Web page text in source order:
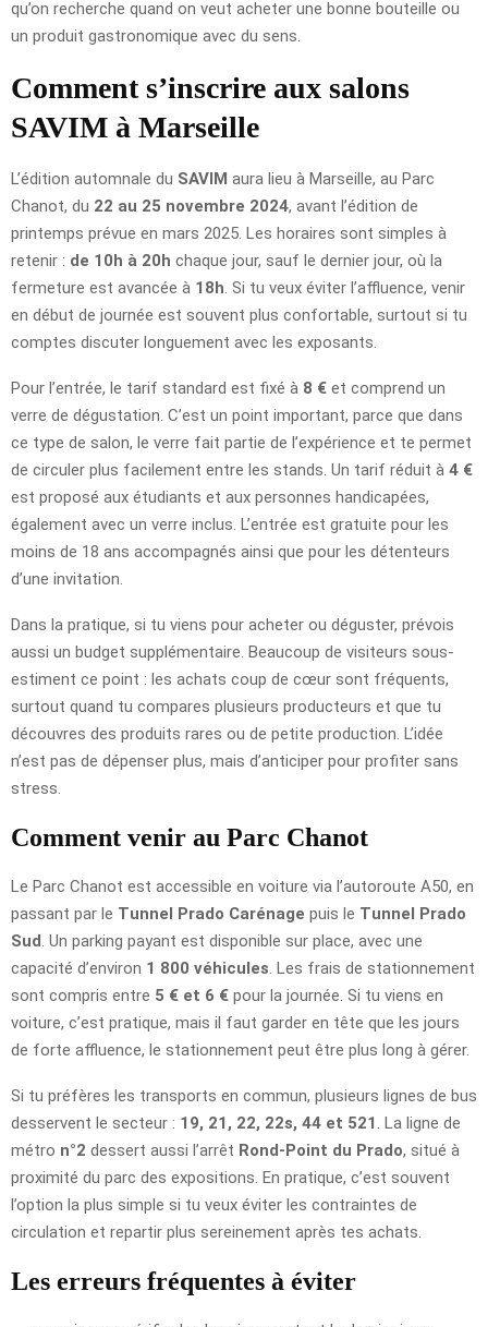
qu’on recherche quand on veut acheter une bonne bouteille ou
un produit gastronomique avec du sens.
Comment s’inscrire aux salons
SAVIM à Marseille
L’édition automnale du SAVIM aura lieu à Marseille, au Parc
Chanot, du 22 au 25 novembre 2024, avant l’édition de
printemps prévue en mars 2025. Les horaires sont simples à
retenir : de 10h à 20h chaque jour, sauf le dernier jour, où la
fermeture est avancée à 18h . Si tu veux éviter l’affluence, venir
en début de journée est souvent plus confortable, surtout si tu
comptes discuter longuement avec les exposants.
Pour l’entrée, le tarif standard est fixé à 8 € et comprend un
verre de dégustation. C’est un point important, parce que dans
ce type de salon, le verre fait partie de l’expérience et te permet
de circuler plus facilement entre les stands. Un tarif réduit à 4 €
est proposé aux étudiants et aux personnes handicapées,
également avec un verre inclus. L’entrée est gratuite pour les
moins de 18 ans accompagnés ainsi que pour les détenteurs
d’une invitation.
Dans la pratique, si tu viens pour acheter ou déguster, prévois
aussi un budget supplémentaire. Beaucoup de visiteurs sous-
estiment ce point : les achats coup de cœur sont fréquents,
surtout quand tu compares plusieurs producteurs et que tu
découvres des produits rares ou de petite production. L’idée
n’est pas de dépenser plus, mais d’anticiper pour profiter sans
stress.
Comment venir au Parc Chanot
Le Parc Chanot est accessible en voiture via l’autoroute A50, en
passant par le Tunnel Prado Carénage puis le Tunnel Prado
Sud . Un parking payant est disponible sur place, avec une
capacité d’environ 1 800 véhicules . Les frais de stationnement
sont compris entre 5 € et 6 € pour la journée. Si tu viens en
voiture, c’est pratique, mais il faut garder en tête que les jours
de forte affluence, le stationnement peut être plus long à gérer.
Si tu préfères les transports en commun, plusieurs lignes de bus
desservent le secteur : 19, 21, 22, 22s, 44 et 521 . La ligne de
métro n°2 dessert aussi l’arrêt Rond-Point du Prado, situé à
proximité du parc des expositions. En pratique, c’est souvent
l’option la plus simple si tu veux éviter les contraintes de
circulation et repartir plus sereinement après tes achats.
Les erreurs fréquentes à éviter